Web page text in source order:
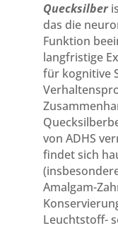
Quecksilber
das die
Funktion
langfristige
für kognitive
von ADHS
findet sich
Amalgam-
Leuchtstoff-